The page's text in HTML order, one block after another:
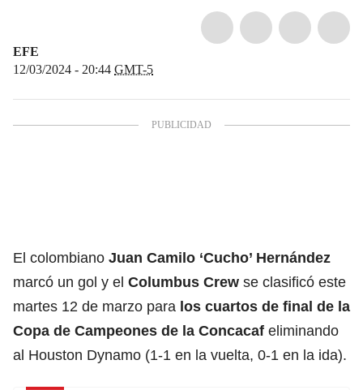
EFE
12/03/2024 - 20:44 GMT-5
El colombiano Juan Camilo ‘Cucho’ Hernández
marcó un gol y el Columbus Crew se clasificó este
martes 12 de marzo para los cuartos de final de la
Copa de Campeones de la Concacaf eliminando
al Houston Dynamo (1-1 en la vuelta, 0-1 en la ida).